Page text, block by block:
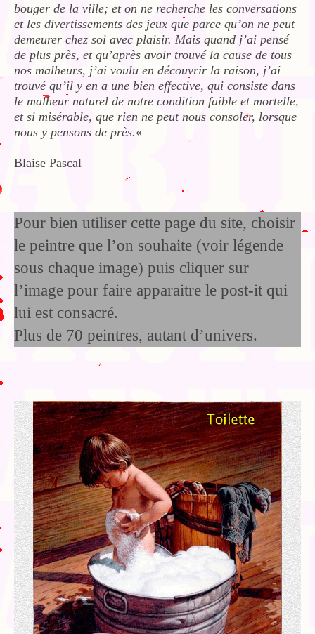
bouger de la ville; et on ne recherche les conversations
et les divertissements des jeux que parce qu’on ne peut
demeurer chez soi avec plaisir. Mais quand j’ai pensé
de plus près, et qu’après avoir trouvé la cause de tous
nos malheurs, j’ai voulu en découvrir la raison, j’ai
trouvé qu’il y en a une bien effective, qui consiste dans
le malheur naturel de notre condition faible et mortelle,
et si misérable, que rien ne peut nous consoler, lorsque
nous y pensons de près.«
Blaise Pascal
Pour bien utiliser cette page du site, choisir
le peintre que l’on souhaite (voir légende
sous chaque image) puis cliquer sur
l’image pour faire apparaitre le post-it qui
lui est consacré.
Plus de 70 peintres, autant d’univers.